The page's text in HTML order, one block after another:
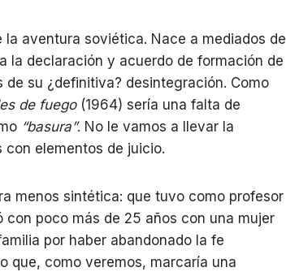
aventura soviética. Nace a mediados de
la declaración y acuerdo de formación de
de su ¿definitiva? desintegración. Como
de fuego(1964) sería una falta de
“basura”. No le vamos a llevar la
elementos de juicio.
menos sintética: que tuvo como profesor
poco más de 25 años con una mujer
por haber abandonado la fe
que, como veremos, marcaría una